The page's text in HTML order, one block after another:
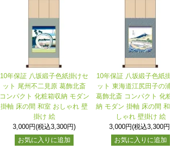
10年保証 八坂緞子色紙掛けセ
ット 尾州不二見原 葛飾北斎
コンパクト 化粧箱収納 モダン
掛軸 床の間 和室 おしゃれ 壁
掛け 絵
3,000円(税込3,300円)
お気に入りに追加
10年保証 八坂緞子色紙
ット 東海道江尻田子の
葛飾北斎 コンパクト 化
納 モダン 掛軸 床の間
しゃれ 壁掛け 絵
3,000円(税込3,300
お気に入りに追加